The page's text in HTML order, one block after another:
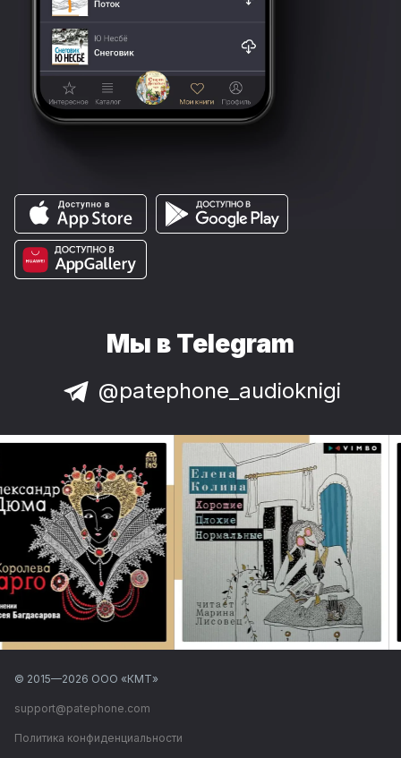
Мы в Telegram
@patephone_audioknigi
© 2015—2026 ООО «КМТ»
support@patephone.com
Политика конфиденциальности